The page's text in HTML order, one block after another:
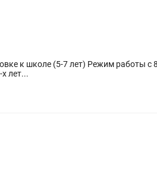
к школе (5-7 лет) Режим работы
лет...